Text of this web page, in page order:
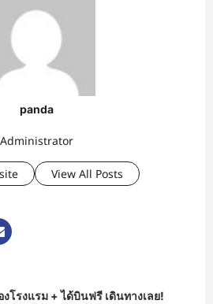
panda
Administrator
View All Posts
โรงแรม + ได้บินฟรี เดินทางเลย!